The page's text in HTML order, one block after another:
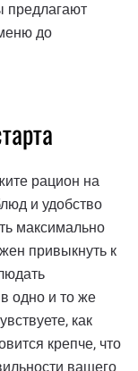
предлагают
до
рацион на
и удобство
максимально
привыкнуть к
в одно и то же
как
крепче, что
вашего